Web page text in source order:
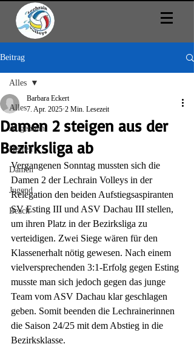
Beitrag
Alles
Allgemein
Herren
Damen
Jugend
Beach
Alles
Damen 2 steigen aus der
Bezirksliga ab
Barbara Eckert
7. Apr. 2025 2 Min. Lesezeit
Vergangenen Sonntag mussten sich die
Damen 2 der Lechrain Volleys in der
Relegation den beiden Aufstiegsaspiranten
SV Esting III und ASV Dachau III stellen,
um ihren Platz in der Bezirksliga zu
verteidigen. Zwei Siege wären für den
Klassenerhalt nötig gewesen. Nach einem
vielversprechenden 3:1-Erfolg gegen Esting
musste man sich jedoch gegen das junge
Team vom ASV Dachau klar geschlagen
geben. Somit beenden die Lechrainerinnen
die Saison 24/25 mit dem Abstieg in die
Bezirksklasse.